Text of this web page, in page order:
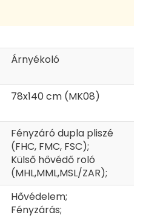
Árnyékoló
78x140 cm (MK08)
Fényzáró dupla pliszé
(FHC, FMC, FSC);
Külső hővédő roló
(MHL,MML,MSL/ZAR);
Hővédelem;
Fényzárás;